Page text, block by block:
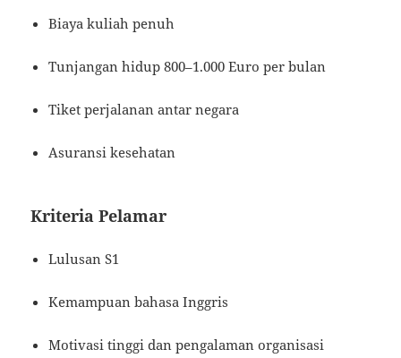
Biaya kuliah penuh
Tunjangan hidup 800–1.000 Euro per bulan
Tiket perjalanan antar negara
Asuransi kesehatan
Kriteria Pelamar
Lulusan S1
Kemampuan bahasa Inggris
Motivasi tinggi dan pengalaman organisasi